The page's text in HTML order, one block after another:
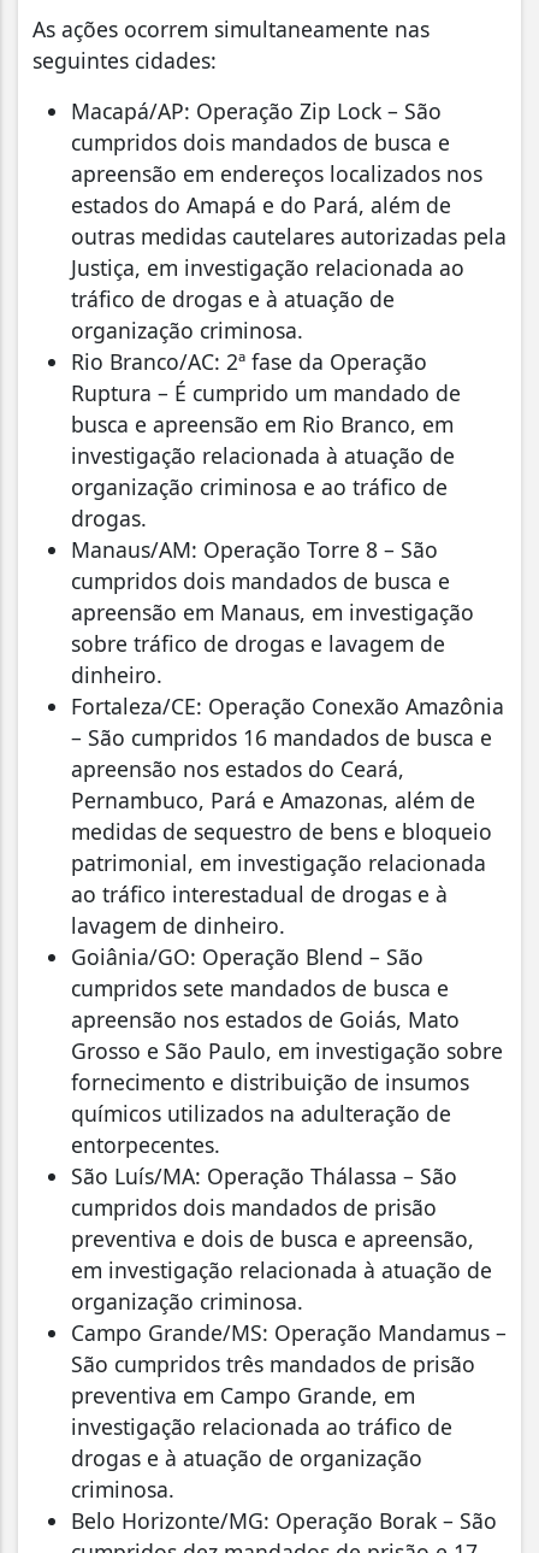
As ações ocorrem simultaneamente nas
seguintes cidades:
Macapá/AP: Operação Zip Lock – São
cumpridos dois mandados de busca e
apreensão em endereços localizados nos
estados do Amapá e do Pará, além de
outras medidas cautelares autorizadas pela
Justiça, em investigação relacionada ao
tráfico de drogas e à atuação de
organização criminosa.
Rio Branco/AC: 2ª fase da Operação
Ruptura – É cumprido um mandado de
busca e apreensão em Rio Branco, em
investigação relacionada à atuação de
organização criminosa e ao tráfico de
drogas.
Manaus/AM: Operação Torre 8 – São
cumpridos dois mandados de busca e
apreensão em Manaus, em investigação
sobre tráfico de drogas e lavagem de
dinheiro.
Fortaleza/CE: Operação Conexão Amazônia
– São cumpridos 16 mandados de busca e
apreensão nos estados do Ceará,
Pernambuco, Pará e Amazonas, além de
medidas de sequestro de bens e bloqueio
patrimonial, em investigação relacionada
ao tráfico interestadual de drogas e à
lavagem de dinheiro.
Goiânia/GO: Operação Blend – São
cumpridos sete mandados de busca e
apreensão nos estados de Goiás, Mato
Grosso e São Paulo, em investigação sobre
fornecimento e distribuição de insumos
químicos utilizados na adulteração de
entorpecentes.
São Luís/MA: Operação Thálassa – São
cumpridos dois mandados de prisão
preventiva e dois de busca e apreensão,
em investigação relacionada à atuação de
organização criminosa.
Campo Grande/MS: Operação Mandamus –
São cumpridos três mandados de prisão
preventiva em Campo Grande, em
investigação relacionada ao tráfico de
drogas e à atuação de organização
criminosa.
Belo Horizonte/MG: Operação Borak – São